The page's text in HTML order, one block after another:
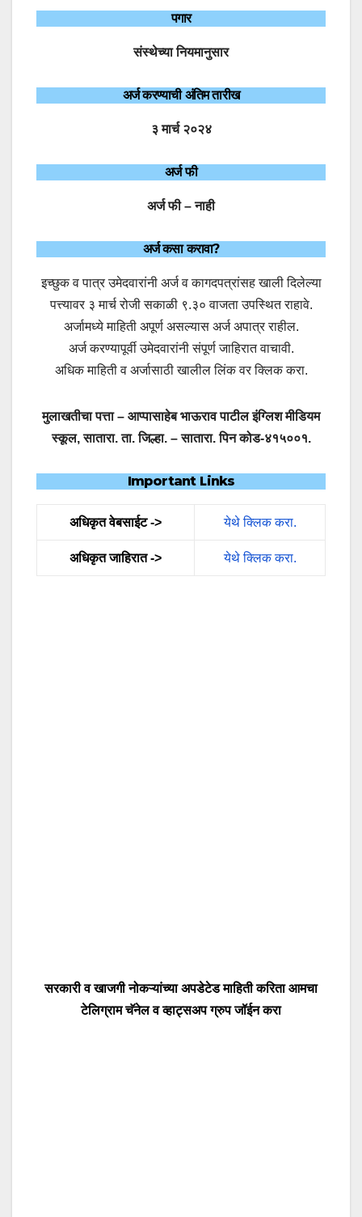
पगार
संस्थेच्या नियमानुसार
अर्ज करण्याची अंतिम तारीख
३ मार्च २०२४
अर्ज फी
अर्ज फी – नाही
अर्ज कसा करावा?
इच्छुक व पात्र उमेदवारांनी अर्ज व कागदपत्रांसह खाली दिलेल्या
पत्त्यावर ३ मार्च रोजी सकाळी ९.३० वाजता उपस्थित राहावे.
अर्जामध्ये माहिती अपूर्ण असल्यास अर्ज अपात्र राहील.
अर्ज करण्यापूर्वी उमेदवारांनी संपूर्ण जाहिरात वाचावी.
अधिक माहिती व अर्जासाठी खालील लिंक वर क्लिक करा.
मुलाखतीचा पत्ता – आप्पासाहेब भाऊराव पाटील इंग्लिश मीडियम
स्कूल, सातारा. ता. जिल्हा. – सातारा. पिन कोड-४१५००१.
Important Links
अधिकृत वेबसाईट -> येथे क्लिक करा.
अधिकृत जाहिरात -> येथे क्लिक करा.
सरकारी व खाजगी नोकऱ्यांच्या अपडेटेड माहिती करिता आमचा
टेलिग्राम चॅनेल व व्हाट्सअप ग्रुप जॉईन करा